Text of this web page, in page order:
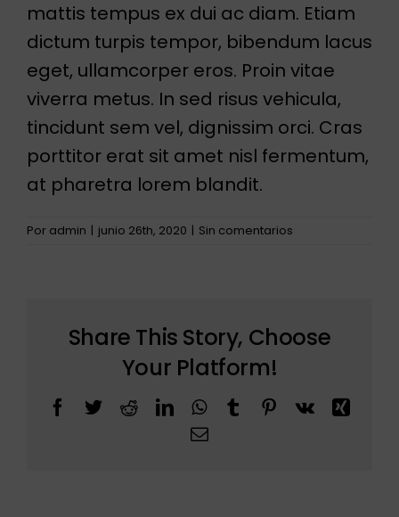
mattis tempus ex dui ac diam. Etiam
dictum turpis tempor, bibendum lacus
eget, ullamcorper eros. Proin vitae
viverra metus. In sed risus vehicula,
tincidunt sem vel, dignissim orci. Cras
porttitor erat sit amet nisl fermentum,
at pharetra lorem blandit.
Por admin | junio 26th, 2020 | Sin comentarios
Share This Story, Choose
Your Platform!
Facebook
TwitterRedditLinkedInWhatsApp
TumblrPinterest
Vk
Xing
Correo